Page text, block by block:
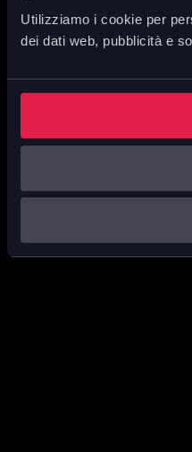
Utilizziamo i cookie per
dei dati web, pubblicità e